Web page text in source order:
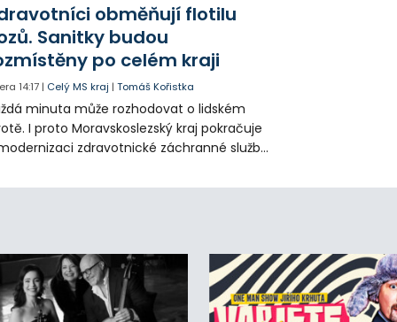
obměňují flotilu
Sanitky budou
po celém kraji
14:17 | Celý MS kraj |Tomáš Kořistka
minuta může rozhodovat o lidském
I proto Moravskoslezský kraj pokračuje
zdravotnické záchranné služby
nejmodernější technikou.